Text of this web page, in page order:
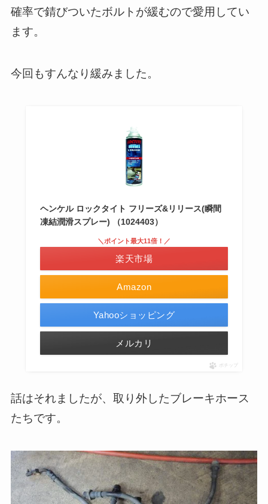
確率で錆びついたボルトが緩むので愛用してい
ます。
今回もすんなり緩みました。
ヘンケル ロックタイト フリーズ&リリース(瞬間
凍結潤滑スプレー) （1024403）
Amazon
＼ポイント最大11倍！／
楽天市場
Yahooショッピング
メルカリ
ポチップ
話はそれましたが、取り外したブレーキホース
たちです。